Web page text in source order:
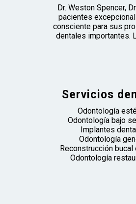
Dr. Weston Spencer,
pacientes
consciente para sus
dentales importantes.
Servicios
Odontología
Odontología bajo
Implantes
Odontología
Reconstrucción bucal
Odontología